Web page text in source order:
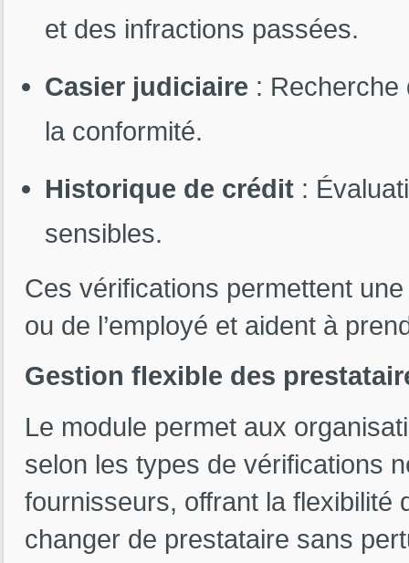
et des infractions passées.
Casier judiciaire : Recherche
la conformité.
Historique de crédit:
sensibles.
Ces vérifications permettent
ou de l’employé et aident à
Gestion flexible des
Le module permet aux
selon les types de vérifications
fournisseurs, offrant la flexibilité
changer de prestataire sans